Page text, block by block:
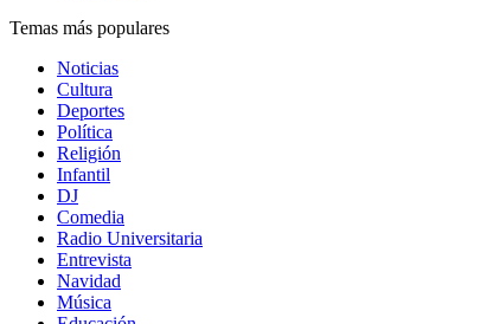
Temas más populares
Noticias
Cultura
Deportes
Política
Religión
Infantil
DJ
Comedia
Radio Universitaria
Entrevista
Navidad
Música